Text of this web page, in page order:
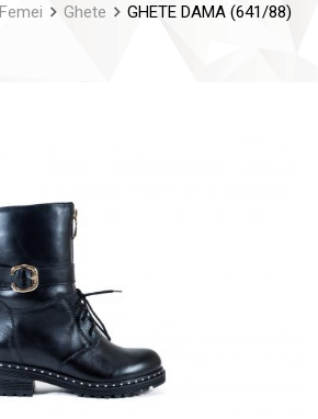
Femei Ghete GHETE DAMA (641/88)